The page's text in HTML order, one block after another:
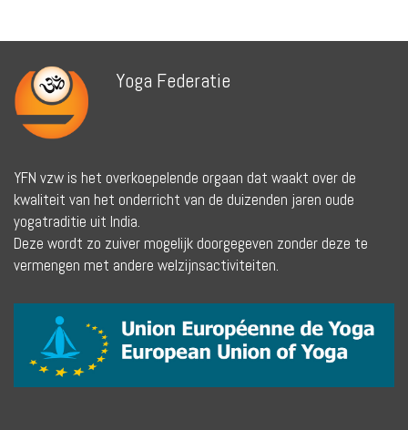
Yoga Federatie
YFN vzw is het overkoepelende orgaan dat waakt over de
kwaliteit van het onderricht van de duizenden jaren oude
yogatraditie uit India.
Deze wordt zo zuiver mogelijk doorgegeven zonder deze te
vermengen met andere welzijnsactiviteiten.